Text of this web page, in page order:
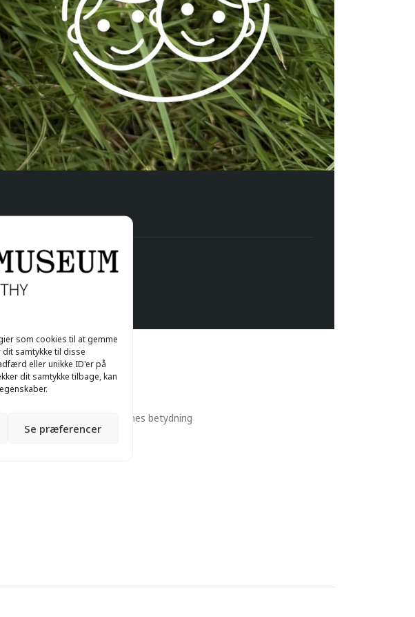
som cookies til at gemme
samtykke til disse
eller unikke ID'er på
dit samtykke tilbage, kan
Se præferencer
museums-træ.
fortællinger om træernes betydning